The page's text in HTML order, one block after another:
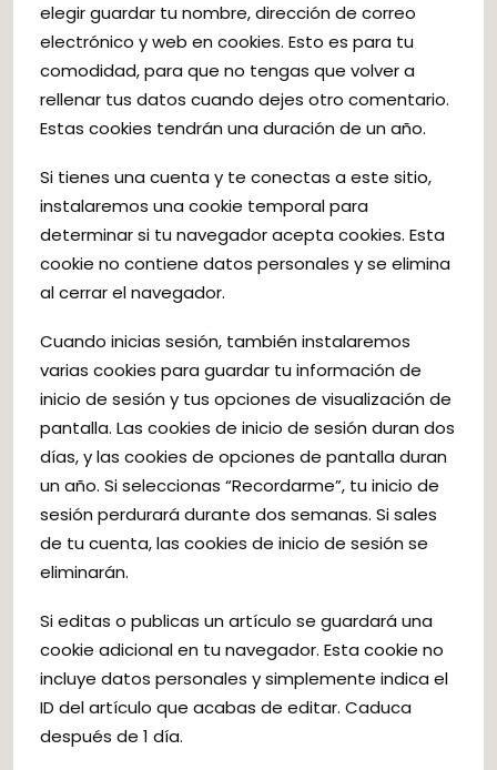
elegir guardar tu nombre, dirección de correo
electrónico y web en cookies. Esto es para tu
comodidad, para que no tengas que volver a
rellenar tus datos cuando dejes otro comentario.
Estas cookies tendrán una duración de un año.
Si tienes una cuenta y te conectas a este sitio,
instalaremos una cookie temporal para
determinar si tu navegador acepta cookies. Esta
cookie no contiene datos personales y se elimina
al cerrar el navegador.
Cuando inicias sesión, también instalaremos
varias cookies para guardar tu información de
inicio de sesión y tus opciones de visualización de
pantalla. Las cookies de inicio de sesión duran dos
días, y las cookies de opciones de pantalla duran
un año. Si seleccionas “Recordarme”, tu inicio de
sesión perdurará durante dos semanas. Si sales
de tu cuenta, las cookies de inicio de sesión se
eliminarán.
Si editas o publicas un artículo se guardará una
cookie adicional en tu navegador. Esta cookie no
incluye datos personales y simplemente indica el
ID del artículo que acabas de editar. Caduca
después de 1 día.